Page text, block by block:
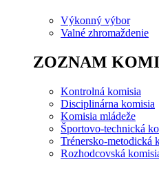
Výkonný výbor
Valné zhromaždenie
ZOZNAM
Kontrolná komisia
Disciplinárna komisia
Komisia mládeže
Športovo-technická
Trénersko-metodická
Rozhodcovská